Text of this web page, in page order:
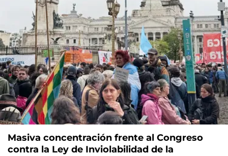
Masiva concentración frente al Congreso
contra la Ley de Inviolabilidad de la